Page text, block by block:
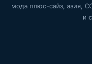
мода плюс-сайз, азия,
и